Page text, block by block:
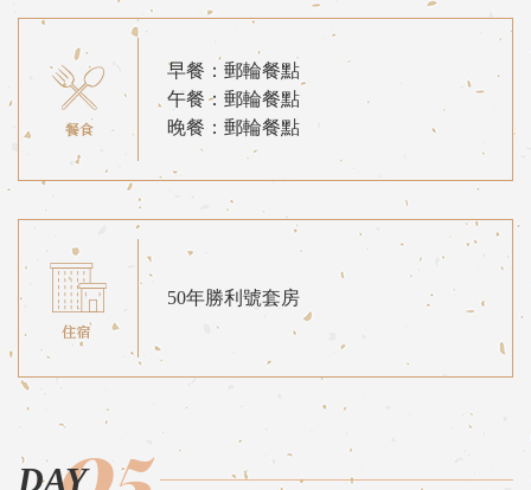
早餐：郵輪餐點
午餐：郵輪餐點
晚餐：郵輪餐點
50年勝利號套房
DAY